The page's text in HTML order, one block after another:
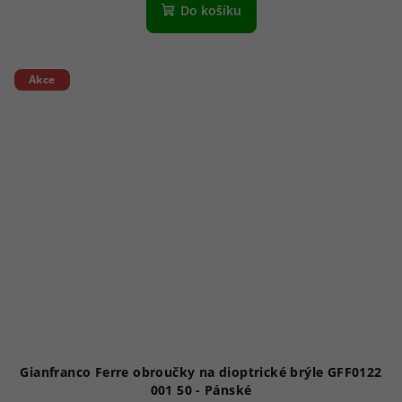
Do košíku
Akce
Gianfranco Ferre obroučky na dioptrické brýle GFF0122
001 50 - Pánské